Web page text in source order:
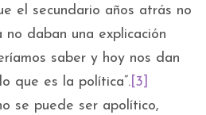
el secundario años atrás no
daban una explicación
saber y hoy nos dan
que es la política”. [3]
se puede ser apolítico,